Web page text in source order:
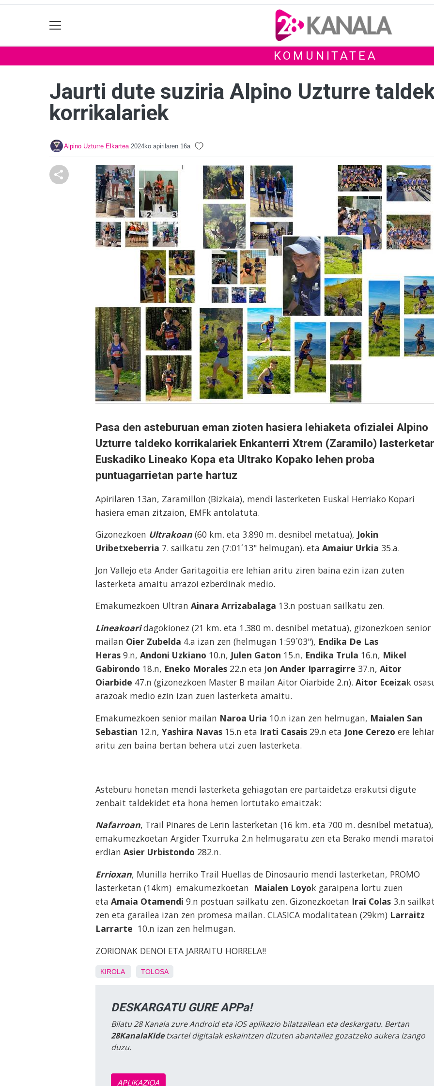
KOMUNITATEA
Jaurti dute suziria Alpino Uzturre
korrikalariek
Alpino Uzturre Elkartea 2024ko apirilaren 16a
Pasa den asteburuan eman zioten hasiera lehiaketa ofizialei Alpino
Uzturre taldeko korrikalariek Enkanterri Xtrem (Zaramilo)
Euskadiko Lineako Kopa eta Ultrako Kopako lehen proba
puntuagarrietan parte hartuz
Apirilaren 13an, Zaramillon (Bizkaia), mendi lasterketen Euskal Herriako Kopari
hasiera eman zitzaion, EMFk antolatuta.
Gizonezkoen Ultrakoan (60 km. eta 3.890 m. desnibel metatua), Jokin
Uribetxeberria 7. sailkatu zen (7:01´13" helmugan). eta Amaiur Urkia 35.a.
Jon Vallejo eta Ander Garitagoitia ere lehian aritu ziren baina ezin izan zuten
lasterketa amaitu arrazoi ezberdinak medio.
Emakumezkoen Ultran Ainara Arrizabalaga 13.n postuan sailkatu zen.
Lineakoaridagokionez (21 km. eta 1.380 m. desnibel metatua), gizonezkoen senior
mailan Oier Zubelda 4.a izan zen (helmugan 1:59´03"), Endika De Las
Heras 9.n, Andoni Uzkiano 10.n, Julen Gaton 15.n, Endika Trula 16.n, Mikel
Gabirondo 18.n, Eneko Morales 22.n eta Jon Ander Iparragirre 37.n, Aitor
Oiarbide 47.n (gizonezkoen Master B mailan Aitor Oiarbide 2.n). Aitor Eceizak
arazoak medio ezin izan zuen lasterketa amaitu.
Emakumezkoen senior mailan Naroa Uria 10.n izan zen helmugan, Maialen San
Sebastian 12.n, Yashira Navas 15.n eta Irati Casais 29.n eta Jone Cerezo ere
aritu zen baina bertan behera utzi zuen lasterketa.
Asteburu honetan mendi lasterketa gehiagotan ere partaidetza erakutsi digute
zenbait taldekidet eta hona hemen lortutako emaitzak:
Nafarroan, Trail Pinares de Lerin lasterketan (16 km. eta 700 m. desnibel metatua),
emakumezkoetan Argider Txurruka 2.n helmugaratu zen eta Berako mendi maratoi
erdian Asier Urbistondo 282.n.
Errioxan, Munilla herriko Trail Huellas de Dinosaurio mendi lasterketan, PROMO
lasterketan (14km) emakumezkoetan Maialen Loyok garaipena lortu zuen
eta Amaia Otamendi 9.n postuan sailkatu zen. Gizonezkoetan Irai Colas 3.n
zen eta garailea izan zen promesa mailan. CLASICA modalitatean (29km) Larraitz
Larrarte 10.n izan zen helmugan.
ZORIONAK DENOI ETA JARRAITU HORRELA!!
KIROLA TOLOSA
DESKARGATU GURE APPa!
Bilatu 28 Kanala zure Android eta iOS aplikazio bilatzailean eta deskargatu. Bertan
28KanalaKidetxartel digitalak eskaintzen dizuten abantailez gozatzeko aukera izango
duzu.
APLIKAZIOA